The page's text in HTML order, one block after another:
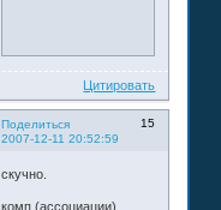
Цитировать
Поделиться
15
2007-12-11 20:52:59
скучно.
комп (ассоциации)